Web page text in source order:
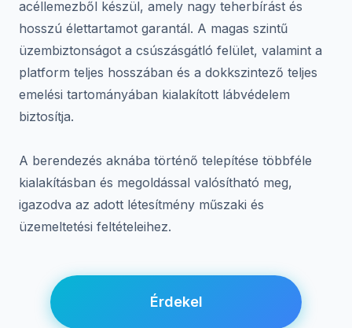
acéllemezből készül, amely nagy teherbírást és
hosszú élettartamot garantál. A magas szintű
üzembiztonságot a csúszásgátló felület, valamint a
platform teljes hosszában és a dokkszintező teljes
emelési tartományában kialakított lábvédelem
biztosítja.
A berendezés aknába történő telepítése többféle
kialakításban és megoldással valósítható meg,
igazodva az adott létesítmény műszaki és
üzemeltetési feltételeihez.
Érdekel